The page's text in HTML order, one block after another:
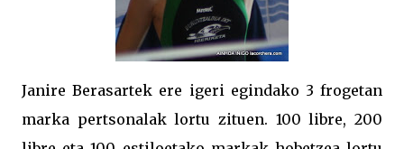
Janire Berasartek ere igeri egindako 3 frogetan
marka pertsonalak lortu zituen. 100 libre, 200